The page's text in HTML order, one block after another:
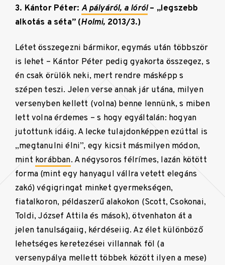
3. Kántor Péter:A pályáról, a lóról– „legszebb
alkotás a séta” (Holmi, 2013/3.)
Létet összegezni bármikor, egymás után többször
is lehet – Kántor Péter pedig gyakorta összegez, s
én csak örülök neki, mert rendre másképp s
szépen teszi. Jelen verse annak jár utána, milyen
versenyben kellett (volna) benne lennünk, s miben
lett volna érdemes – s hogy egyáltalán: hogyan
jutottunk idáig. A lecke tulajdonképpen ezúttal is
„megtanulni élni”, egy kicsit másmilyen módon,
mint korábban. A négysoros félrímes, lazán kötött
forma (mint egy hanyagul vállra vetett elegáns
zakó) végigringat minket gyermekségen,
fiatalkoron, példaszerű alakokon (Scott, Csokonai,
Toldi, József Attila és mások), ötvenhaton át a
jelen tanulságaiig, kérdéseiig. Az élet különböző
lehetséges keretezései villannak föl (a
versenypálya mellett többek között ilyen a mese)